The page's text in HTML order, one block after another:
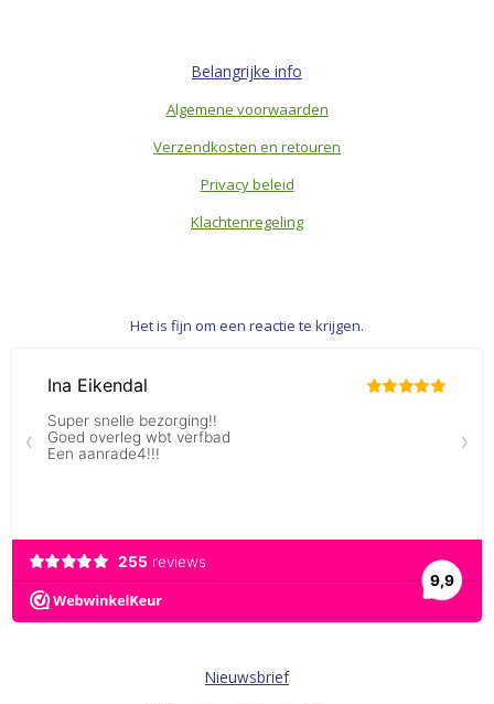
Belangrijke info
Algemene voorwaarden
Verzendkosten en retouren
Privacy beleid
Klachtenregeling
Het is fijn om een reactie te krijgen.
Nieuwsbrief